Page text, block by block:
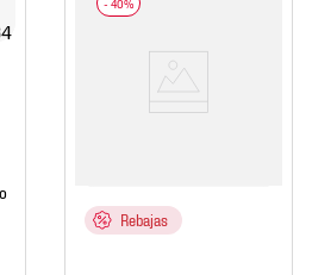
Rebajas